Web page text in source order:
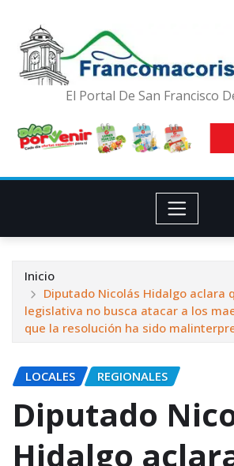
El Portal De San Francisco
Inicio
Diputado Nicolás Hidalgo aclara
legislativa no busca atacar a los
que la resolución ha sido
LOCALES REGIONALES
Diputado
Hidalgo